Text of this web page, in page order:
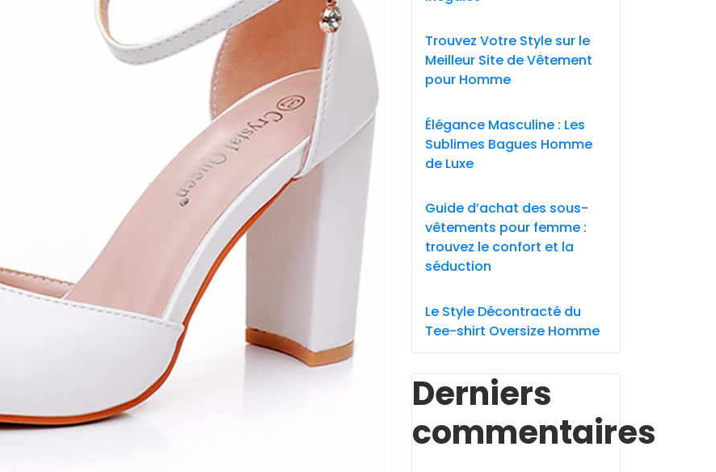
Trouvez Votre Style sur le
Meilleur Site de Vêtement
pour Homme
Élégance Masculine : Les
Sublimes Bagues Homme
de Luxe
Guide d’achat des sous-
vêtements pour femme :
trouvez le confort et la
séduction
Le Style Décontracté du
Tee-shirt Oversize Homme
Derniers
commentaires